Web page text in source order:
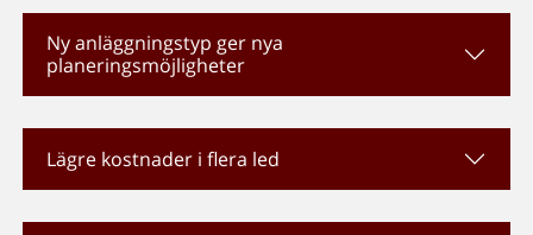
Ny anläggningstyp ger nya
planeringsmöjligheter
Lägre kostnader i flera led